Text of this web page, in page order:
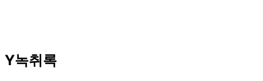
Y녹취록